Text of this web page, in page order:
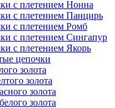
с плетением Нонна
с плетением Панцирь
с плетением Ромб
с плетением Сингапур
с плетением Якорь
цепочки
золота
золота
золота
золота